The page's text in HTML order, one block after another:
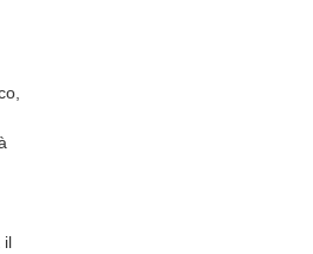
il